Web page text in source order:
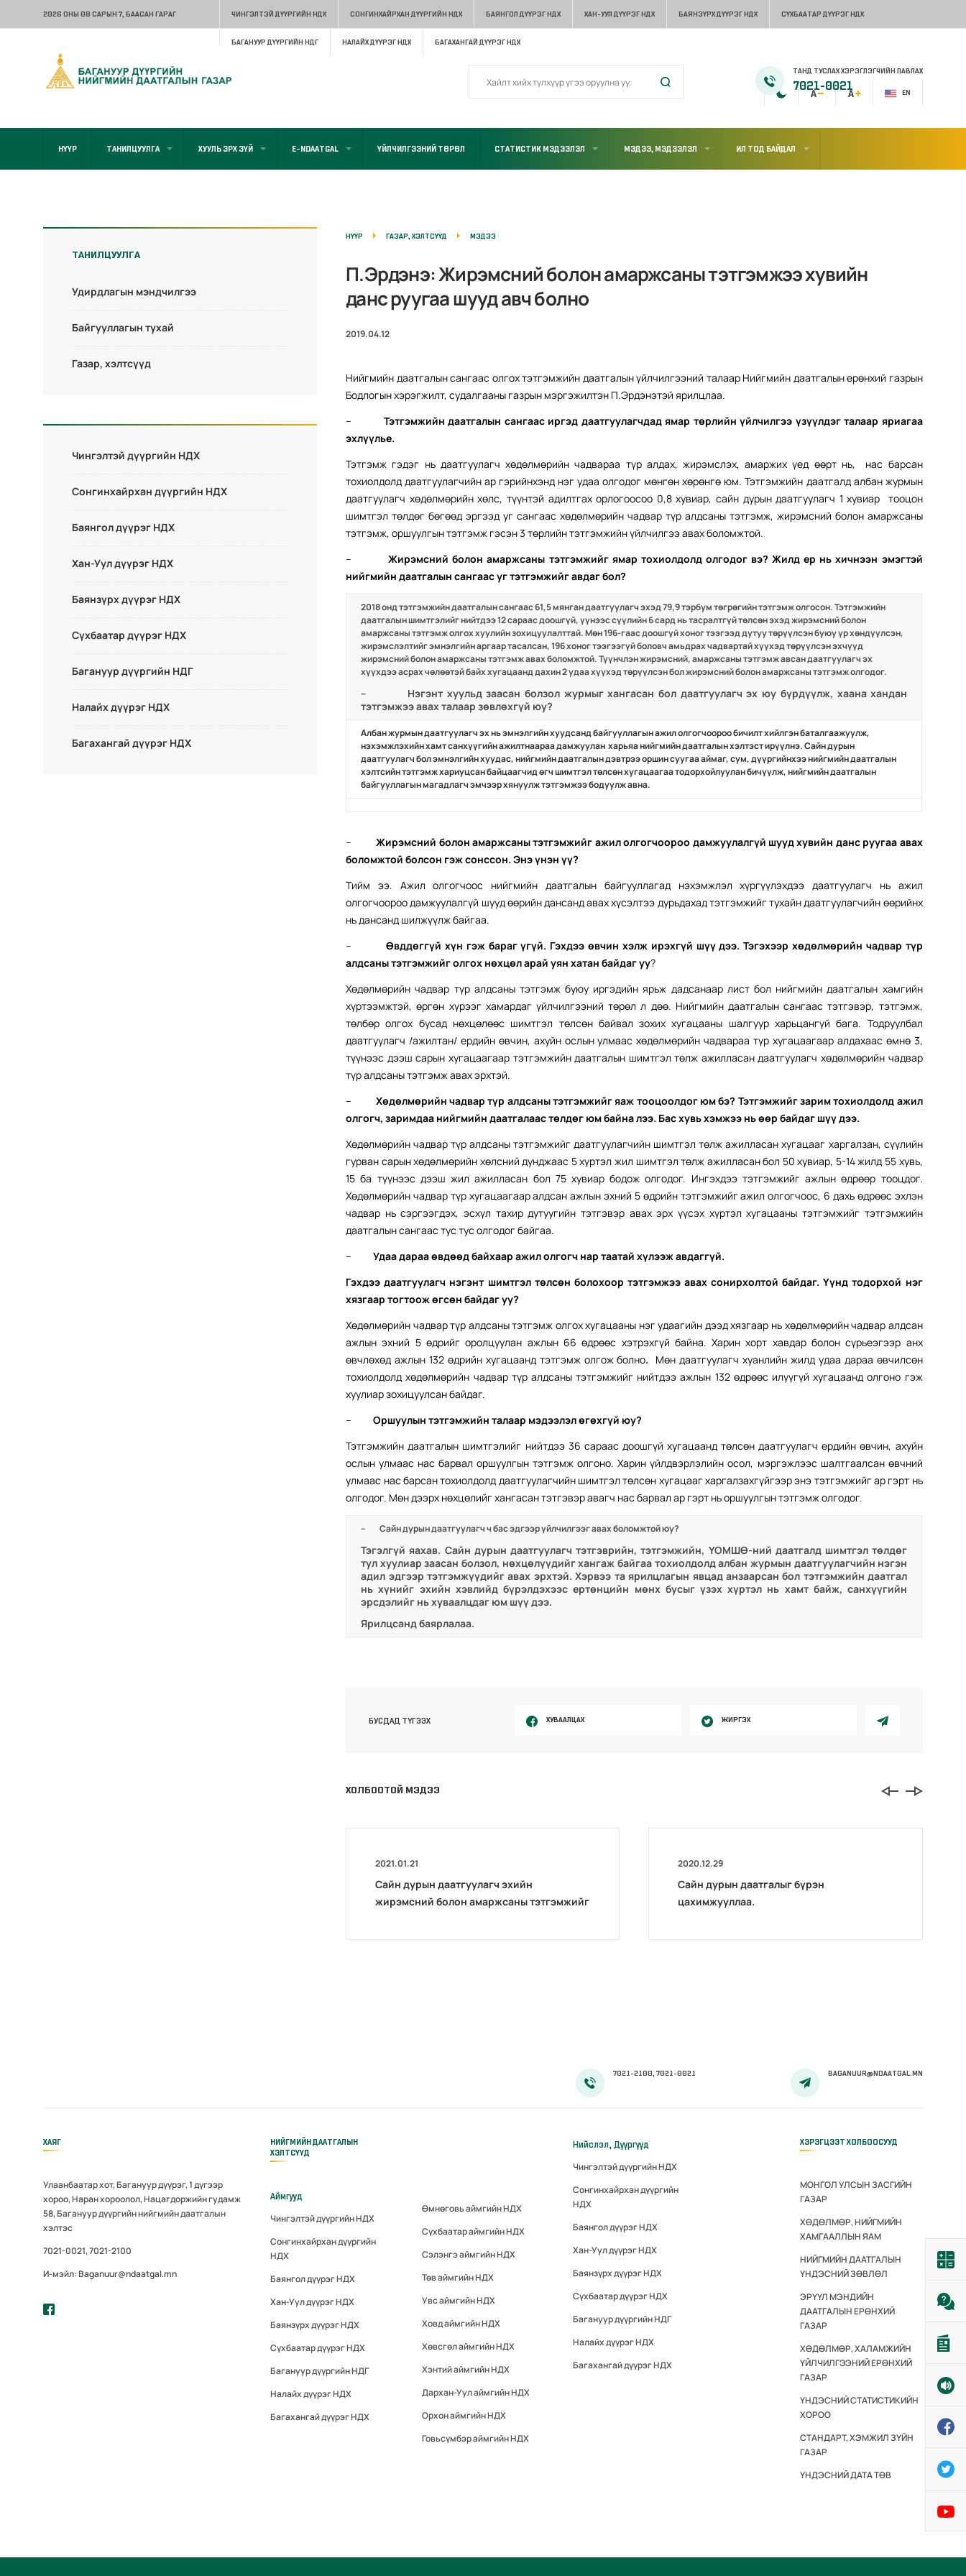
2026 ОНЫ 08 САРЫН 7, БААСАН ГАРАГ ЧИНГЭЛТЭЙ ДҮҮРГИЙН НДХ СОНГИНХАЙРХАН ДҮҮРГИЙН НДХ БАЯНГОЛ ДҮҮРЭГ НДХ ХАН-УУЛ ДҮҮРЭГ НДХ БАЯНЗҮРХ ДҮҮРЭГ НДХ СҮХБААТАР ДҮҮРЭГ НДХ
БАГАНУУР ДҮҮРГИЙН НДГ НАЛАЙХ ДҮҮРЭГ НДХ БАГАХАНГАЙ ДҮҮРЭГ НДХ
EN
ТАНД ТУСЛАХ ХЭРЭГЛЭГЧИЙН ЛАВЛАХ
7021-0021
НҮҮР ТАНИЛЦУУЛГА ХУУЛЬ ЭРХ ЗҮЙ E-NDAATGAL ҮЙЛЧИЛГЭЭНИЙ ТӨРӨЛ СТАТИСТИК МЭДЭЭЛЭЛ МЭДЭЭ, МЭДЭЭЛЭЛ ИЛ ТОД БАЙДАЛ
ТАНИЛЦУУЛГА
Удирдлагын мэндчилгээ
Байгууллагын тухай
Газар, хэлтсүүд
Чингэлтэй дүүргийн НДХ
Сонгинхайрхан дүүргийн НДХ
Баянгол дүүрэг НДХ
Хан-Уул дүүрэг НДХ
Баянзүрх дүүрэг НДХ
Сүхбаатар дүүрэг НДХ
Багануур дүүргийн НДГ
Налайх дүүрэг НДХ
Багахангай дүүрэг НДХ
НҮҮР ГАЗАР, ХЭЛТСҮҮД МЭДЭЭ
П.Эрдэнэ: Жирэмсний болон амаржсаны тэтгэмжээ хувийн
данс руугаа шууд авч болно
2019.04.12
Нийгмийн даатгалын сангаас олгох тэтгэмжийн даатгалын үйлчилгээний талаар Нийгмийн даатгалын ерөнхий газрын
Бодлогын хэрэгжилт, судалгааны газрын мэргэжилтэн П.Эрдэнэтэй ярилцлаа.
– Тэтгэмжийн даатгалын сангаас иргэд даатгуулагчдад ямар төрлийн үйлчилгээ үзүүлдэг талаар яриагаа
эхлүүлье.
Тэтгэмж гэдэг нь даатгуулагч хөдөлмөрийн чадвараа түр алдах, жирэмслэх, амаржих үед өөрт нь, нас барсан
тохиолдолд даатгуулагчийн ар гэрийнхэнд нэг удаа олгодог мөнгөн хөрөнгө юм. Тэтгэмжийн даатгалд албан журмын
даатгуулагч хөдөлмөрийн хөлс, түүнтэй адилтгах орлогоосоо 0,8 хувиар, сайн дурын даатгуулагч 1 хувиар тооцон
шимтгэл төлдөг бөгөөд эргээд уг сангаас хөдөлмөрийн чадвар түр алдсаны тэтгэмж, жирэмсний болон амаржсаны
тэтгэмж, оршуулгын тэтгэмж гэсэн 3 төрлийн тэтгэмжийн үйлчилгээ авах боломжтой.
–Жирэмсний болон амаржсаны тэтгэмжийг ямар тохиолдолд олгодог вэ? Жилд ер нь хичнээн эмэгтэй
нийгмийн даатгалын сангаас уг тэтгэмжийг авдаг бол?
2018 онд тэтгэмжийн даатгалын сангаас 61,5 мянган даатгуулагч эхэд 79,9 тэрбум төгрөгийн тэтгэмж олгосон. Тэтгэмжийн
даатгалын шимтгэлийг нийтдээ 12 сараас доошгүй, үүнээс сүүлийн 6 сард нь тасралтгүй төлсөн эхэд жирэмсний болон
амаржсаны тэтгэмж олгох хуулийн зохицуулалттай. Мөн 196-гаас доошгүй хоног тээгээд дутуу төрүүлсэн буюу үр хөндүүлсэн,
жирэмслэлтийг эмнэлгийн аргаар тасалсан, 196 хоног тээгээгүй боловч амьдрах чадвартай хүүхэд төрүүлсэн эхчүүд
жирэмсний болон амаржсаны тэтгэмж авах боломжтой. Түүнчлэн жирэмсний, амаржсаны тэтгэмж авсан даатгуулагч эх
хүүхдээ асрах чөлөөтэй байх хугацаанд дахин 2 удаа хүүхэд төрүүлсэн бол жирэмсний болон амаржсаны тэтгэмж олгодог.
– Нэгэнт хуульд заасан болзол журмыг хангасан бол даатгуулагч эх юу бүрдүүлж, хаана хандан
тэтгэмжээ авах талаар зөвлөхгүй юу?
Албан журмын даатгуулагч эх нь эмнэлгийн хуудсанд байгууллагын ажил олгогчоороо бичилт хийлгэн баталгаажуулж,
нэхэмжлэхийн хамт санхүүгийн ажилтнаараа дамжуулан харьяа нийгмийн даатгалын хэлтэст ирүүлнэ. Сайн дурын
даатгуулагч бол эмнэлгийн хуудас, нийгмийн даатгалын дэвтрээ оршин суугаа аймаг, сум, дүүргийнхээ нийгмийн даатгалын
хэлтсийн тэтгэмж хариуцсан байцаагчид өгч шимтгэл төлсөн хугацаагаа тодорхойлуулан бичүүлж, нийгмийн даатгалын
байгууллагын магадлагч эмчээр хянуулж тэтгэмжээ бодуулж авна.
–Жирэмсний болон амаржсаны тэтгэмжийг ажил олгогчоороо дамжуулалгүй шууд хувийн данс руугаа авах
боломжтой болсон гэж сонссон. Энэ үнэн үү?
Тийм ээ. Ажил олгогчоос нийгмийн даатгалын байгууллагад нэхэмжлэл хүргүүлэхдээ даатгуулагч нь ажил
олгогчоороо дамжуулалгүй шууд өөрийн дансанд авах хүсэлтээ дурьдахад тэтгэмжийг тухайн даатгуулагчийн өөрийнх
нь дансанд шилжүүлж байгаа.
–Өвддөггүй хүн гэж бараг үгүй. Гэхдээ өвчин хэлж ирэхгүй шүү дээ. Тэгэхээр хөдөлмөрийн чадвар түр
алдсаны тэтгэмжийг олгох нөхцөл арай уян хатан байдаг уу?
Хөдөлмөрийн чадвар түр алдсаны тэтгэмж буюу иргэдийн ярьж дадсанаар лист бол нийгмийн даатгалын хамгийн
хүртээмжтэй, өргөн хүрээг хамардаг үйлчилгээний төрөл л дөө. Нийгмийн даатгалын сангаас тэтгэвэр, тэтгэмж,
төлбөр олгох бусад нөхцөлөөс шимтгэл төлсөн байвал зохих хугацааны шалгуур харьцангүй бага. Тодруулбал
даатгуулагч /ажилтан/ ердийн өвчин, ахуйн ослын улмаас хөдөлмөрийн чадвараа түр хугацаагаар алдахаас өмнө 3,
түүнээс дээш сарын хугацаагаар тэтгэмжийн даатгалын шимтгэл төлж ажилласан даатгуулагч хөдөлмөрийн чадвар
түр алдсаны тэтгэмж авах эрхтэй.
– Хөдөлмөрийн чадвар түр алдсаны тэтгэмжийг яаж тооцоолдог юм бэ? Тэтгэмжийг зарим тохиолдолд ажил
олгогч, заримдаа нийгмийн даатгалаас төлдөг юм байна лээ. Бас хувь хэмжээ нь өөр байдаг шүү дээ.
Хөдөлмөрийн чадвар түр алдсаны тэтгэмжийг даатгуулагчийн шимтгэл төлж ажилласан хугацааг харгалзан, сүүлийн
гурван сарын хөдөлмөрийн хөлсний дунджаас 5 хүртэл жил шимтгэл төлж ажилласан бол 50 хувиар, 5-14 жилд 55 хувь,
15 ба түүнээс дээш жил ажилласан бол 75 хувиар бодож олгодог. Ингэхдээ тэтгэмжийг ажлын өдрөөр тооцдог.
Хөдөлмөрийн чадвар түр хугацаагаар алдсан ажлын эхний 5 өдрийн тэтгэмжийг ажил олгогчоос, 6 дахь өдрөөс эхлэн
чадвар нь сэргээгдэх, эсхүл тахир дутуугийн тэтгэвэр авах эрх үүсэх хүртэл хугацааны тэтгэмжийг тэтгэмжийн
даатгалын сангаас тус тус олгодог байгаа.
–Удаа дараа өвдөөд байхаар ажил олгогч нар таатай хүлээж авдаггүй.
Гэхдээ даатгуулагч нэгэнт шимтгэл төлсөн болохоор тэтгэмжээ авах сонирхолтой байдаг. Үүнд тодорхой нэг
хязгаар тогтоож өгсөн байдаг уу?
Хөдөлмөрийн чадвар түр алдсаны тэтгэмж олгох хугацааны нэг удаагийн дээд хязгаар нь хөдөлмөрийн чадвар алдсан
ажлын эхний 5 өдрийг оролцуулан ажлын 66 өдрөөс хэтрэхгүй байна. Харин хорт хавдар болон сүрьеэгээр анх
өвчлөхөд ажлын 132 өдрийн хугацаанд тэтгэмж олгож болно. Мөн даатгуулагч хуанлийн жилд удаа дараа өвчилсөн
тохиолдолд хөдөлмөрийн чадвар түр алдсаны тэтгэмжийг нийтдээ ажлын 132 өдрөөс илүүгүй хугацаанд олгоно гэж
хуулиар зохицуулсан байдаг.
–Оршуулын тэтгэмжийн талаар мэдээлэл өгөхгүй юу?
Тэтгэмжийн даатгалын шимтгэлийг нийтдээ 36 сараас доошгүй хугацаанд төлсөн даатгуулагч ердийн өвчин, ахуйн
ослын улмаас нас барвал оршуулгын тэтгэмж олгоно. Харин үйлдвэрлэлийн осол, мэргэжлээс шалтгаалсан өвчний
улмаас нас барсан тохиолдолд даатгуулагчийн шимтгэл төлсөн хугацааг харгалзахгүйгээр энэ тэтгэмжийг ар гэрт нь
олгодог. Мөн дээрх нөхцөлийг хангасан тэтгэвэр авагч нас барвал ар гэрт нь оршуулгын тэтгэмж олгодог.
–Сайн дурын даатгуулагч ч бас эдгээр үйлчилгээг авах боломжтой юу?
Тэгэлгүй яахав. Сайн дурын даатгуулагч тэтгэврийн, тэтгэмжийн, ҮОМШӨ-ний даатгалд шимтгэл төлдөг
тул хуулиар заасан болзол, нөхцөлүүдийг хангаж байгаа тохиолдолд албан журмын даатгуулагчийн нэгэн
адил эдгээр тэтгэмжүүдийг авах эрхтэй. Хэрвээ та ярилцлагын явцад анзаарсан бол тэтгэмжийн даатгал
нь хүнийг эхийн хэвлийд бүрэлдэхээс ертөнцийн мөнх бусыг үзэх хүртэл нь хамт байж, санхүүгийн
эрсдэлийг нь хуваалцдаг юм шүү дээ.
Ярилцсанд баярлалаа.
БУСДАД ТҮГЭЭХ ХУВААЛЦАХ ЖИРГЭХ
ХОЛБООТОЙ МЭДЭЭ
2021.01.21
Сайн дурын даатгуулагч эхийн
жирэмсний болон амаржсаны тэтгэмжийг
2020.12.29
Сайн дурын даатгалыг бүрэн
цахимжууллаа.
7021-2100, 7021-0021 BAGANUUR@NDAATGAL.MN
ХАЯГ
Улаанбаатар хот, Багануур дүүрэг, 1 дүгээр
хороо, Наран хороолол, Нацагдоржийн гудамж
58, Багануур дүүргийн нийгмийн даатгалын
хэлтэс
7021-0021, 7021-2100
И-мэйл: Baganuur@ndaatgal.mn
НИЙГМИЙН ДААТГАЛЫН
ХЭЛТСҮҮД
Аймгууд
Чингэлтэй дүүргийн НДХ
Сонгинхайрхан дүүргийн
НДХ
Баянгол дүүрэг НДХ
Хан-Уул дүүрэг НДХ
Баянзүрх дүүрэг НДХ
Сүхбаатар дүүрэг НДХ
Багануур дүүргийн НДГ
Налайх дүүрэг НДХ
Багахангай дүүрэг НДХ
Өмнөговь аймгийн НДХ
Сүхбаатар аймгийн НДХ
Сэлэнгэ аймгийн НДХ
Төв аймгийн НДХ
Увс аймгийн НДХ
Ховд аймгийн НДХ
Хөвсгөл аймгийн НДХ
Хэнтий аймгийн НДХ
Дархан-Уул аймгийн НДХ
Орхон аймгийн НДХ
Говьсүмбэр аймгийн НДХ
Нийслэл, Дүүргүүд
Чингэлтэй дүүргийн НДХ
Сонгинхайрхан дүүргийн
НДХ
Баянгол дүүрэг НДХ
Хан-Уул дүүрэг НДХ
Баянзүрх дүүрэг НДХ
Сүхбаатар дүүрэг НДХ
Багануур дүүргийн НДГ
Налайх дүүрэг НДХ
Багахангай дүүрэг НДХ
ХЭРЭГЦЭЭТ ХОЛБООСУУД
МОНГОЛ УЛСЫН ЗАСГИЙН
ГАЗАР
ХӨДӨЛМӨР, НИЙГМИЙН
ХАМГААЛЛЫН ЯАМ
НИЙГМИЙН ДААТГАЛЫН
ҮНДЭСНИЙ ЗӨВЛӨЛ
ЭРҮҮЛ МЭНДИЙН
ДААТГАЛЫН ЕРӨНХИЙ
ГАЗАР
ХӨДӨЛМӨР, ХАЛАМЖИЙН
ҮЙЛЧИЛГЭЭНИЙ ЕРӨНХИЙ
ГАЗАР
ҮНДЭСНИЙ СТАТИСТИКИЙН
ХОРОО
СТАНДАРТ, ХЭМЖИЛ ЗҮЙН
ГАЗАР
ҮНДЭСНИЙ ДАТА ТӨВ